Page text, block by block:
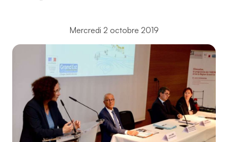
Mercredi 2 octobre 2019